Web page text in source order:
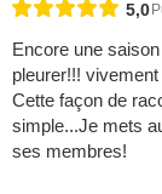
5,0
Encore une
pleurer!!!
Cette façon de
simple...Je mets
ses membres!